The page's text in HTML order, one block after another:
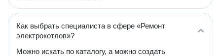
Как выбрать специалиста в сфере «Ремонт
электрокотлов»?
Можно искать по каталогу, а можно создать